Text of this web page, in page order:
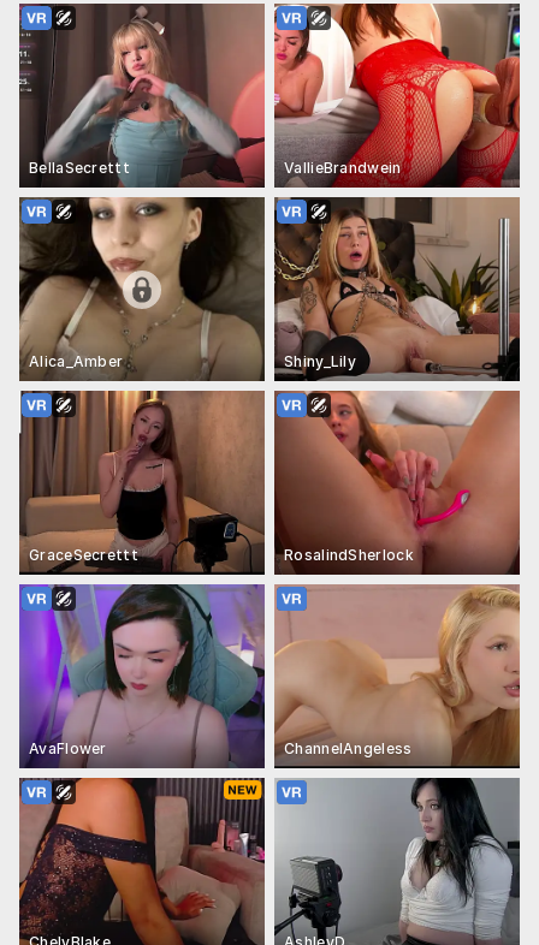
BellaSecrettt VallieBrandwein
Alica_Amber Shiny_Lily
GraceSecrettt RosalindSherlock
AvaFlower ChannelAngeless